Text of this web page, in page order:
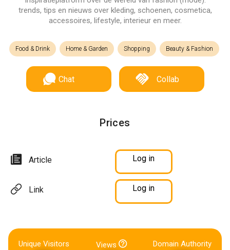
trends, tips en nieuws over kleding, schoenen, cosmetica,
accessoires, lifestyle, interieur en meer.
Food & Drink Home & Garden Shopping Beauty & Fashion
Chat Collab
Prices
Article Log in
Link Log in
Unique Visitors Views Domain Authority